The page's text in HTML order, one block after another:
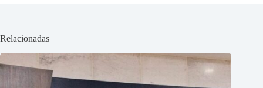
Relacionadas